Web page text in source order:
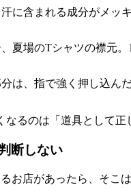
に含まれる成分がメッ
夏場のTシャツの襟元
は、指で強く押し込ん
るのは「道具として
断しない
お店があったら、そ